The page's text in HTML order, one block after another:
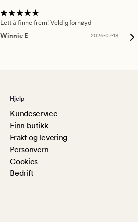
Lett å finne frem! Veldig fornøyd
Winnie E
2026-07-18
Hjelp
Kundeservice
Finn butikk
Frakt og levering
Personvern
Cookies
Bedrift